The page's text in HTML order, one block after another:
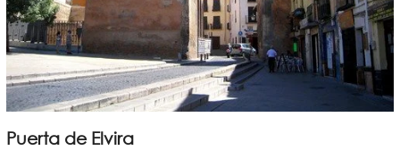
Puerta de Elvira